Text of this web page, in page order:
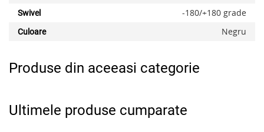
Swivel -180/+180 grade
Culoare Negru
Produse din aceeasi categorie
Ultimele produse cumparate